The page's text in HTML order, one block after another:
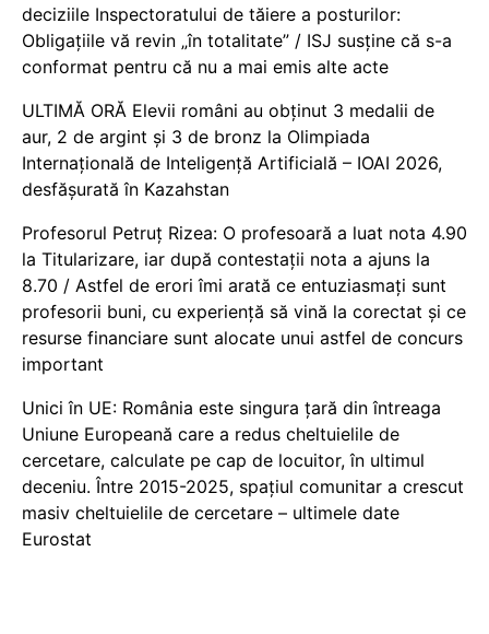
deciziile Inspectoratului de tăiere a posturilor:
Obligațiile vă revin „în totalitate” / ISJ susține că s-a
conformat pentru că nu a mai emis alte acte
ULTIMĂ ORĂ Elevii români au obținut 3 medalii de
aur, 2 de argint și 3 de bronz la Olimpiada
Internațională de Inteligență Artificială – IOAI 2026,
desfășurată în Kazahstan
Profesorul Petruț Rizea: O profesoară a luat nota 4.90
la Titularizare, iar după contestații nota a ajuns la
8.70 / Astfel de erori îmi arată ce entuziasmați sunt
profesorii buni, cu experiență să vină la corectat și ce
resurse financiare sunt alocate unui astfel de concurs
important
Unici în UE: România este singura țară din întreaga
Uniune Europeană care a redus cheltuielile de
cercetare, calculate pe cap de locuitor, în ultimul
deceniu. Între 2015-2025, spațiul comunitar a crescut
masiv cheltuielile de cercetare – ultimele date
Eurostat